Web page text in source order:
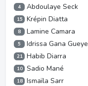
4 Abdoulaye Seck
15 Krépin Diatta
8 Lamine Camara
5 Idrissa Gana Gueye
21 Habib Diarra
10 Sadio Mané
18 Ismaïla Sarr